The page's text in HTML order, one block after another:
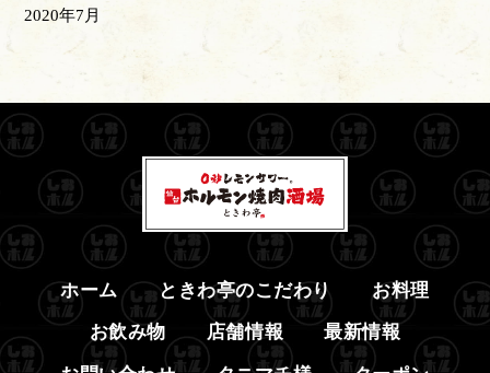
2020年7月
ホーム ときわ亭のこだわり お料理
お飲み物 店舗情報 最新情報